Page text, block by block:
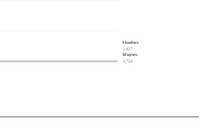
Mujeres
3,724
Hombres
3,927